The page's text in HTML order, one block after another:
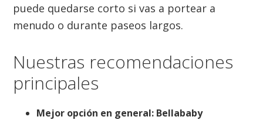
puede quedarse corto si vas a portear a
menudo o durante paseos largos.
Nuestras recomendaciones
principales
Mejor opción en general: Bellababy